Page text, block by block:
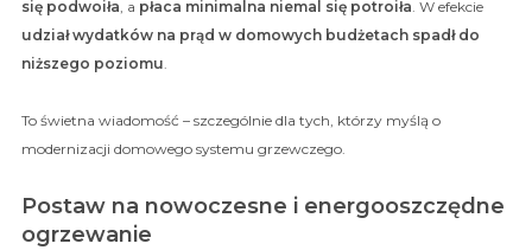
się podwoiła, a płaca minimalna niemal się potroiła. W efekcie
udział wydatków na prąd w domowych budżetach spadł do
niższego poziomu.
To świetna wiadomość – szczególnie dla tych, którzy myślą o
modernizacji domowego systemu grzewczego.
Postaw na nowoczesne i energooszczędne
ogrzewanie